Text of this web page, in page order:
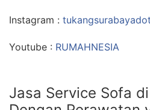
Instagram :
Youtube : RUMAHNESIA
Jasa Service Sofa